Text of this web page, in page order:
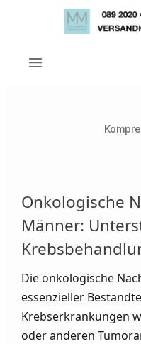
Zum Hauptinhalt springen
Onkologische
Männer:
Die onkologische
essenzieller
Krebserkrankungen
oder anderen